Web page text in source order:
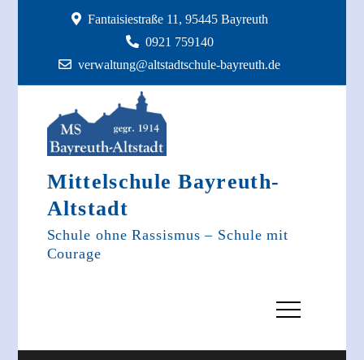
Fantaisiestraße 11, 95445 Bayreuth
0921 759140
verwaltung@altstadtschule-bayreuth.de
Mittelschule Bayreuth-
Altstadt
Schule ohne Rassismus – Schule mit
Courage